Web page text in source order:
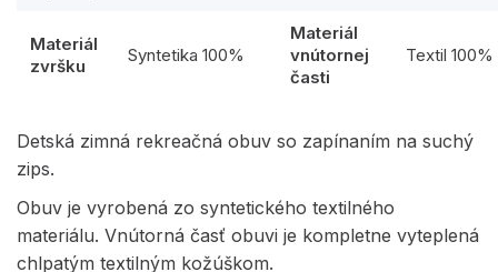
Materiál
zvršku
Syntetika 100%
Materiál
vnútornej
časti
Textil 100%
Detská zimná rekreačná obuv so zapínaním na suchý
zips.
Obuv je vyrobená zo syntetického textilného
materiálu. Vnútorná časť obuvi je kompletne vyteplená
chlpatým textilným kožúškom.